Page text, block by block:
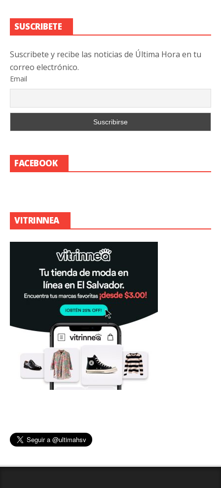
SUSCRIBETE
Suscribete y recibe las noticias de Última Hora en tu
correo electrónico.
Email
FACEBOOK
VITRINNEA